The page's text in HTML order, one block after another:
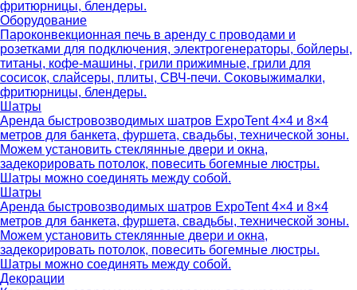
фритюрницы, блендеры.
Оборудование
Пароконвекционная печь в аренду с проводами и
розетками для подключения, электрогенераторы, бойлеры,
титаны, кофе-машины, грили прижимные, грили для
сосисок, слайсеры, плиты, СВЧ-печи. Соковыжималки,
фритюрницы, блендеры.
Шатры
Аренда быстровозводимых шатров ExpoTent 4×4 и 8×4
метров для банкета, фуршета, свадьбы, технической зоны.
Можем установить стеклянные двери и окна,
задекорировать потолок, повесить богемные люстры.
Шатры можно соединять между собой.
Шатры
Аренда быстровозводимых шатров ExpoTent 4×4 и 8×4
метров для банкета, фуршета, свадьбы, технической зоны.
Можем установить стеклянные двери и окна,
задекорировать потолок, повесить богемные люстры.
Шатры можно соединять между собой.
Декорации